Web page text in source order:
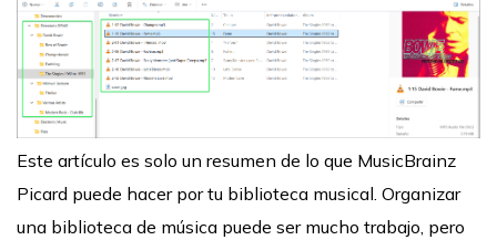
Este artículo es solo un resumen de lo que MusicBrainz
Picard puede hacer por tu biblioteca musical. Organizar
una biblioteca de música puede ser mucho trabajo, pero